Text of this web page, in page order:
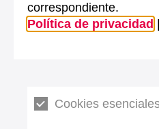
correspondiente.
Política de privacidad
Cookies